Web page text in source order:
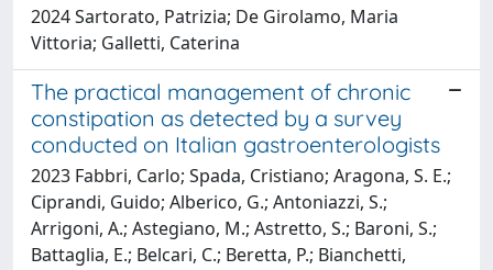
2024 Sartorato, Patrizia; De Girolamo, Maria
Vittoria; Galletti, Caterina
The practical management of chronic
constipation as detected by a survey
conducted on Italian gastroenterologists
2023 Fabbri, Carlo; Spada, Cristiano; Aragona, S. E.;
Ciprandi, Guido; Alberico, G.; Antoniazzi, S.;
Arrigoni, A.; Astegiano, M.; Astretto, S.; Baroni, S.;
Battaglia, E.; Belcari, C.; Beretta, P.; Bianchetti,